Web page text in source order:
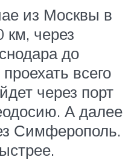
из Москвы в
км, через
до
всего
через порт
А далее
Симферополь.